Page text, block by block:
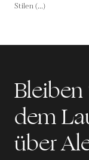
Stilen (...)
dem
über